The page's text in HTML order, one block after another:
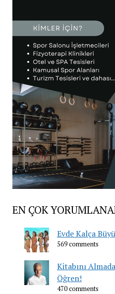
EN ÇOK
Evde Kalça
569 comments
Kitabını
Öğren!
470 comments